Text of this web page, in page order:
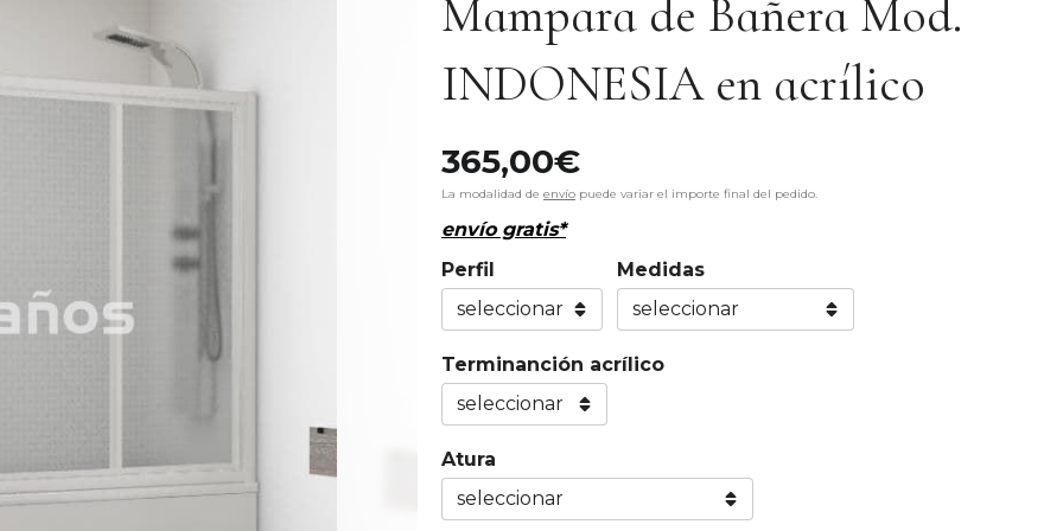
Mampara de Bañera Mod.
INDONESIA en acrílico
365,00€
La modalidad de envío puede variar el importe final del pedido.
envío gratis*
Perfil
Medidas
Terminanción acrílico
Atura